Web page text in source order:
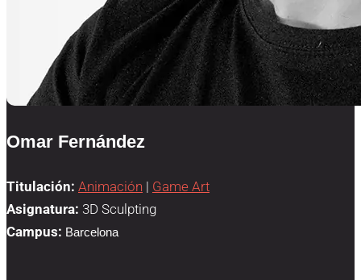
Omar Fernández
Titulación: Animación | Game Art
Asignatura: 3D Sculpting
Campus: Barcelona